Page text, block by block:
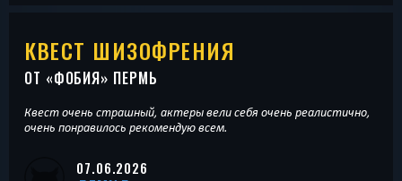
КВЕСТ ШИЗОФРЕНИЯ
ОТ «ФОБИЯ» ПЕРМЬ
Квест очень страшный, актеры вели себя очень реалистично,
очень понравилось рекомендую всем.
07.06.2026